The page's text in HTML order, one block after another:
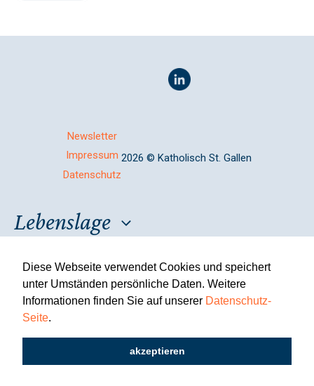
Diese Webseite verwendet Cookies und speichert
unter Umständen persönliche Daten. Weitere
Informationen finden Sie auf unserer Datenschutz-
Seite.
akzeptieren
Newsletter
Impressum
Datenschutz
2026 © Katholisch St. Gallen
Lebenslage
Veranstaltungen
Über uns
Publikationen
Katholisch werden
Freiwillige
Jobs Medien Kontakt